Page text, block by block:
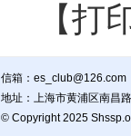
【打
信箱：
地址：上海市黄浦区南
© Copyright 2025